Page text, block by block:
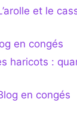
et le
en congés
haricots :
en congés